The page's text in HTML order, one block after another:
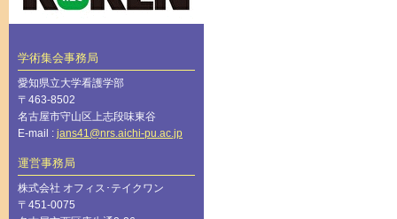
学術集会事務局
愛知県立大学看護学部
〒463-8502
名古屋市守山区上志段味東谷
E-mail : jans41@nrs.aichi-pu.ac.jp
運営事務局
株式会社 オフィス･テイクワン
〒451-0075